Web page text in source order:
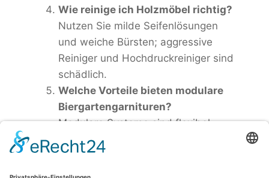
Wie reinige ich Holzmöbel richtig?
Nutzen Sie milde Seifenlösungen
und weiche Bürsten; aggressive
Reiniger und Hochdruckreiniger sind
schädlich.
Welche Vorteile bieten modulare
Biergartengarnituren?
Modulare Systeme sind flexibel,
leicht zu lagern und individuell
anpassbar für unterschiedliche